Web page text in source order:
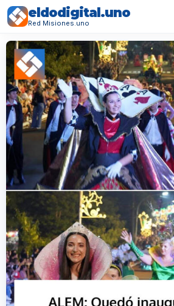
eldodigital.uno
Red Misiones.uno